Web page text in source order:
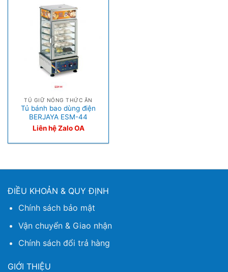
TỦ GIỮ NÓNG THỨC ĂN
Tủ bánh bao dùng điện
BERJAYA ESM-44
Liên hệ Zalo OA
ĐIỀU KHOẢN & QUY ĐỊNH
Chính sách bảo mật
Vận chuyển & Giao nhận
Chính sách đổi trả hàng
GIỚI THIỆU